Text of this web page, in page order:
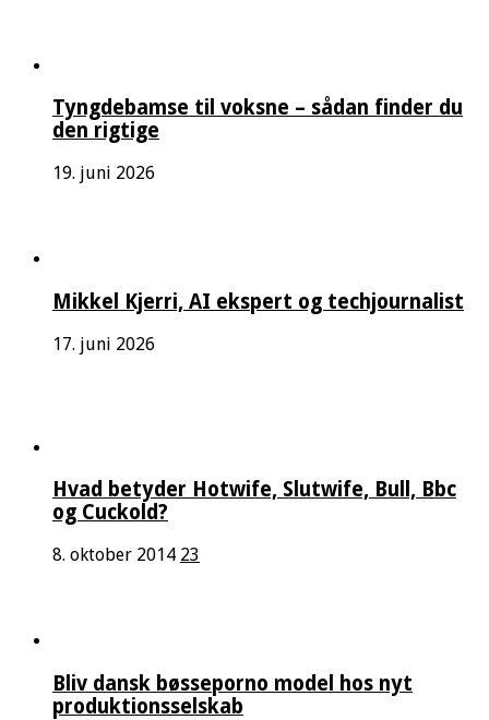
Tyngdebamse til voksne – sådan finder du
den rigtige
19. juni 2026
Mikkel Kjerri, AI ekspert og techjournalist
17. juni 2026
Hvad betyder Hotwife, Slutwife, Bull, Bbc
og Cuckold?
8. oktober 2014 23
Bliv dansk bøsseporno model hos nyt
produktionsselskab